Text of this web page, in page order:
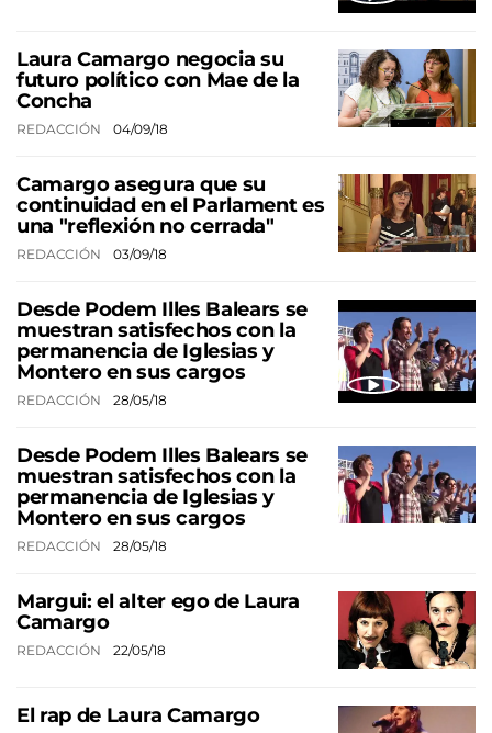
Laura Camargo negocia su
futuro político con Mae de la
Concha
REDACCIÓN 04/09/18
Camargo asegura que su
continuidad en el Parlament es
una "reflexión no cerrada"
REDACCIÓN 03/09/18
Desde Podem Illes Balears se
muestran satisfechos con la
permanencia de Iglesias y
Montero en sus cargos
REDACCIÓN 28/05/18
Desde Podem Illes Balears se
muestran satisfechos con la
permanencia de Iglesias y
Montero en sus cargos
REDACCIÓN 28/05/18
Margui: el alter ego de Laura
Camargo
REDACCIÓN 22/05/18
El rap de Laura Camargo